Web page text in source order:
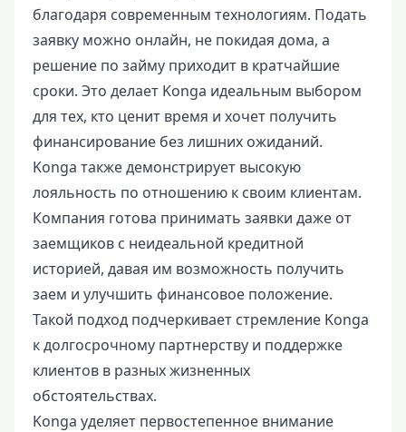
благодаря современным технологиям. Подать
заявку можно онлайн, не покидая дома, а
решение по займу приходит в кратчайшие
сроки. Это делает Konga идеальным выбором
для тех, кто ценит время и хочет получить
финансирование без лишних ожиданий.
Konga также демонстрирует высокую
лояльность по отношению к своим клиентам.
Компания готова принимать заявки даже от
заемщиков с неидеальной кредитной
историей, давая им возможность получить
заем и улучшить финансовое положение.
Такой подход подчеркивает стремление Konga
к долгосрочному партнерству и поддержке
клиентов в разных жизненных
обстоятельствах.
Konga уделяет первостепенное внимание